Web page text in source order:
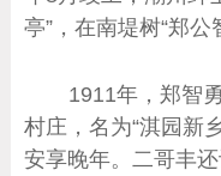
亭”，在南堤树“郑公
1911年，郑智
村庄，名为“淇园新
安享晚年。二哥丰